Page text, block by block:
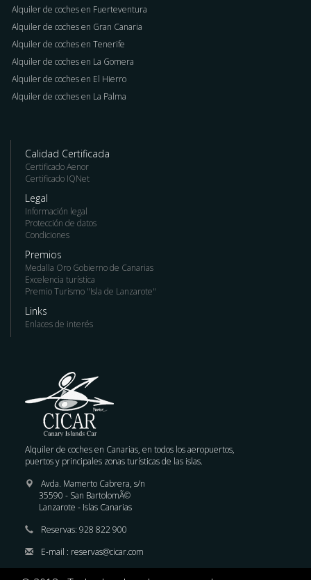
Alquiler de coches en Fuerteventura
Alquiler de coches en Gran Canaria
Alquiler de coches en Tenerife
Alquiler de coches en La Gomera
Alquiler de coches en El Hierro
Alquiler de coches en La Palma
Calidad Certificada
Certificado Aenor
Certificado IQNet
Legal
Información legal
Protección de datos
Condiciones
Premios
Medalla Oro Gobierno de Canarias
Excelencia turística
Premio Turismo "Isla de Lanzarote"
Links
Enlaces de interés
Alquiler de coches en Canarias, en todos los aeropuertos,
puertos y principales zonas turísticas de las islas.
Avda. Mamerto Cabrera, s/n
35590 - San BartolomÃ©
Lanzarote - Islas Canarias
Reservas: 928 822 900
E-mail : reservas@cicar.com